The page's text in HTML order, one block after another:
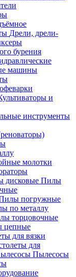
Дрели, дрели-
бурения
машины
и
инструменты
Пилы
по металлу
цепные
для вязки
для
Пылесосы